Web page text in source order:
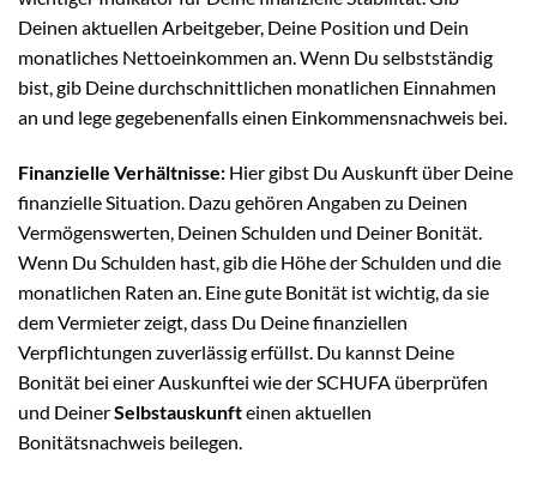
Deinen aktuellen Arbeitgeber, Deine Position und Dein
monatliches Nettoeinkommen an. Wenn Du selbstständig
bist, gib Deine durchschnittlichen monatlichen Einnahmen
an und lege gegebenenfalls einen Einkommensnachweis bei.
Finanzielle Verhältnisse: Hier gibst Du Auskunft über Deine
finanzielle Situation. Dazu gehören Angaben zu Deinen
Vermögenswerten, Deinen Schulden und Deiner Bonität.
Wenn Du Schulden hast, gib die Höhe der Schulden und die
monatlichen Raten an. Eine gute Bonität ist wichtig, da sie
dem Vermieter zeigt, dass Du Deine finanziellen
Verpflichtungen zuverlässig erfüllst. Du kannst Deine
Bonität bei einer Auskunftei wie der SCHUFA überprüfen
und DeinerSelbstauskunfteinen aktuellen
Bonitätsnachweis beilegen.